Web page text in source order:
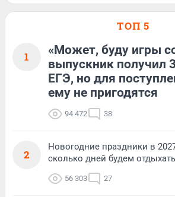
ТОП 5
1
«Может, буду игры
выпускник получил
ЕГЭ, но для
ему не пригодятся
94 472 38
2
Новогодние праздники в
сколько дней будем отдыхать
56 303 27